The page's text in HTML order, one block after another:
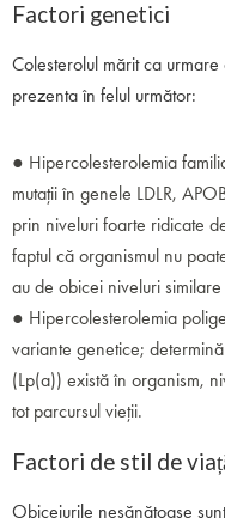
Factori genetici
Colesterolul mărit ca
prezenta în felul următor:
● Hipercolesterolemia
mutații în genele LDLR,
prin niveluri foarte ridicate
faptul că organismul nu
au de obicei niveluri
● Hipercolesterolemia
variante genetice;
(Lp(a)) există în organism,
tot parcursul vieții.
Factori de stil de
Obiceiurile nesănătoase